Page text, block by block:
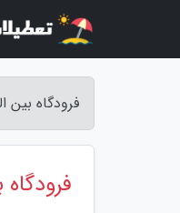
فرودگاه